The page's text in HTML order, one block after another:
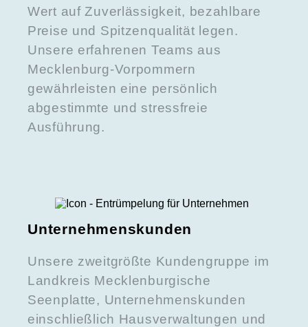
Wert auf Zuverlässigkeit, bezahlbare
Preise und Spitzenqualität legen.
Unsere erfahrenen Teams aus
Mecklenburg-Vorpommern
gewährleisten eine persönlich
abgestimmte und stressfreie
Ausführung.
Unternehmenskunden
Unsere zweitgrößte Kundengruppe im
Landkreis Mecklenburgische
Seenplatte, Unternehmenskunden
einschließlich Hausverwaltungen und